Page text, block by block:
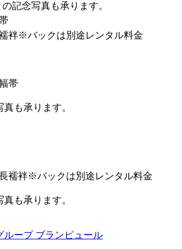
記念写真も承ります。
袢※バックは別途レンタル料金
帯
も承ります。
襦袢※バックは別途レンタル料金
も承ります。